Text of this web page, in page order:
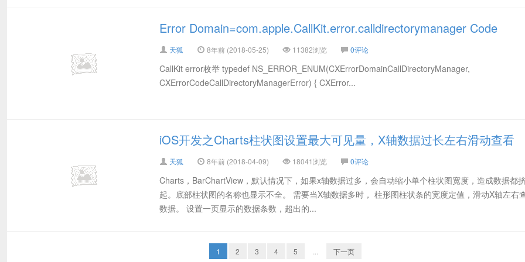
Error Domain=com.apple.CallKit.error.calldirectorymanager Code
天狐 8年前 (2018-05-25) 11382浏览 0评论
CallKit error枚举 typedef NS_ERROR_ENUM(CXErrorDomainCallDirectoryManager,
CXErrorCodeCallDirectoryManagerError) { CXError...
iOS开发之Charts柱状图设置最大可见量，X轴数据过长左右滑动查看
天狐 8年前 (2018-04-09) 18041浏览 0评论
Charts，BarChartView，默认情况下，如果x轴数据过多，会自动缩小单个柱状图宽度，造成数据都
起。底部柱状图的名称也显示不全。 需要当X轴数据多时， 柱形图柱状条的宽度定值，滑动X轴左右
数据。 设置一页显示的数据条数，超出的...
1 2 3 4 5 下一页